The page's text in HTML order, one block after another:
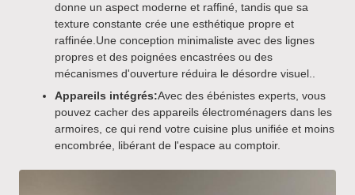
donne un aspect moderne et raffiné, tandis que sa
texture constante crée une esthétique propre et
raffinée.Une conception minimaliste avec des lignes
propres et des poignées encastrées ou des
mécanismes d'ouverture réduira le désordre visuel..
Appareils intégrés:Avec des ébénistes experts, vous
pouvez cacher des appareils électroménagers dans les
armoires, ce qui rend votre cuisine plus unifiée et moins
encombrée, libérant de l'espace au comptoir.